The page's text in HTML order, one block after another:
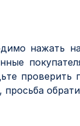
нажать